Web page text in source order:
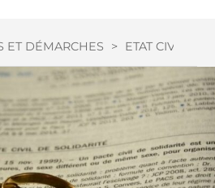
ET DÉMARCHES > ETAT CIVIL